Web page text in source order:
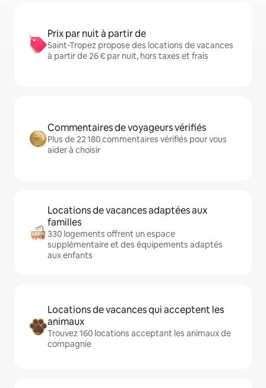
Prix par nuit à partir de
Saint-Tropez propose des locations de vacances
à partir de 26 € par nuit, hors taxes et frais
Commentaires de voyageurs vérifiés
Plus de 22 180 commentaires vérifiés pour vous
aider à choisir
Locations de vacances adaptées aux
familles
330 logements offrent un espace
supplémentaire et des équipements adaptés
aux enfants
Locations de vacances qui acceptent les
animaux
Trouvez 160 locations acceptant les animaux de
compagnie